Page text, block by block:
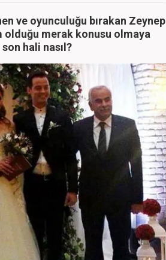
ve oyunculuğu bırakan Zeynep
merak konusu olmaya
hali nasıl?